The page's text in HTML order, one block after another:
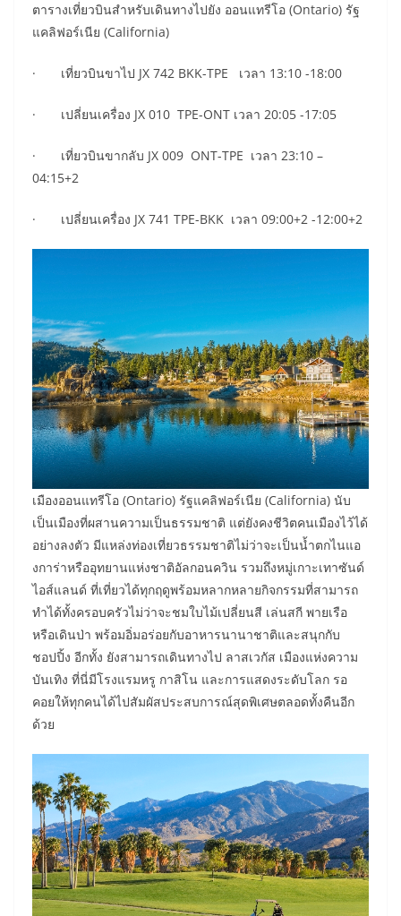
ตารางเที่ยวบินสำหรับเดินทางไปยัง ออนแทรีโอ (Ontario) รัฐ
แคลิฟอร์เนีย (California)
· เที่ยวบินขาไป JX 742 BKK-TPE เวลา 13:10 -18:00
· เปลี่ยนเครื่อง JX 010 TPE-ONT เวลา 20:05 -17:05
· เที่ยวบินขากลับ JX 009 ONT-TPE เวลา 23:10 –
04:15+2
· เปลี่ยนเครื่อง JX 741 TPE-BKK เวลา 09:00+2 -12:00+2
เมืองออนแทรีโอ (Ontario) รัฐแคลิฟอร์เนีย (California) นับ
เป็นเมืองที่ผสานความเป็นธรรมชาติ แต่ยังคงชีวิตคนเมืองไว้ได้
อย่างลงตัว มีแหล่งท่องเที่ยวธรรมชาติไม่ว่าจะเป็นน้ำตกไนแอ
งการ่าหรืออุทยานแห่งชาติอัลกอนควิน รวมถึงหมู่เกาะเทาซันด์
ไอส์แลนด์ ที่เที่ยวได้ทุกฤดูพร้อมหลากหลายกิจกรรมที่สามารถ
ทำได้ทั้งครอบครัวไม่ว่าจะชมใบไม้เปลี่ยนสี เล่นสกี พายเรือ
หรือเดินป่า พร้อมอิ่มอร่อยกับอาหารนานาชาติและสนุกกับ
ชอปปิ้ง อีกทั้ง ยังสามารถเดินทางไป ลาสเวกัส เมืองแห่งความ
บันเทิง ที่นี่มีโรงแรมหรู กาสิโน และการแสดงระดับโลก รอ
คอยให้ทุกคนได้ไปสัมผัสประสบการณ์สุดพิเศษตลอดทั้งคืนอีก
ด้วย